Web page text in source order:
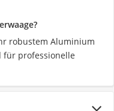
robustem Aluminium
für professionelle